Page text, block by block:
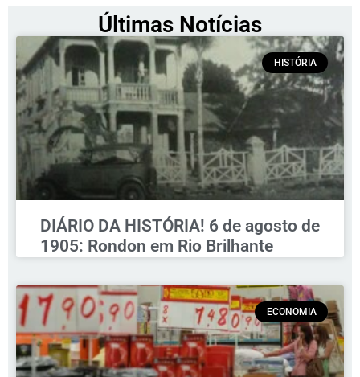
Últimas Notícias
HISTÓRIA
DIÁRIO DA HISTÓRIA! 6 de agosto de
1905: Rondon em Rio Brilhante
ECONOMIA